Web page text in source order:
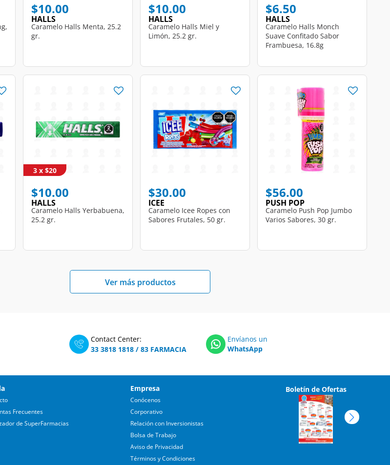
$10.00
HALLS
Caramelo Halls Menta, 25.2
gr.
$10.00
HALLS
Caramelo Halls Miel y
Limón, 25.2 gr.
$6.50
HALLS
Caramelo Halls Monch
Suave Confitado Sabor
Frambuesa, 16.8g
$10.00
HALLS
Caramelo Halls Yerbabuena,
25.2 gr.
3 x $20
$30.00
ICEE
Caramelo Icee Ropes con
Sabores Frutales, 50 gr.
$56.00
PUSH POP
Caramelo Push Pop Jumbo
Varios Sabores, 30 gr.
Ver más productos
Contact Center:
33 3818 1818 / 83 FARMACIA
Envíanos un
WhatsApp
Frecuentes
de SuperFarmacias
Empresa
Conócenos
Corporativo
Relación con Inversionistas
Bolsa de Trabajo
Aviso de Privacidad
Términos y Condiciones
Boletín de Ofertas